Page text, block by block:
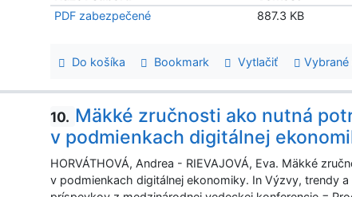
PDF zabezpečené
887.3 KB
Do košíka Bookmark Vytlačiť
10. Mäkké zručnosti ako nutná
v podmienkach digitálnej
HORVÁTHOVÁ, Andrea - RIEVAJOVÁ, Eva. Mäkké
v podmienkach digitálnej ekonomiky. In Výzvy, trendy